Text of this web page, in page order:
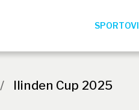
SPORTOVI
/ Ilinden Cup 2025